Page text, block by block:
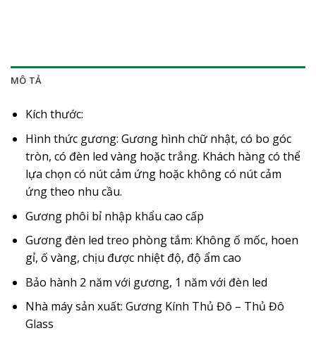
MÔ TẢ
Kích thước:
Hình thức gương: Gương hình chữ nhật, có bo góc
tròn, có đèn led vàng hoặc trắng. Khách hàng có thể
lựa chọn có nút cảm ứng hoặc không có nút cảm
ứng theo nhu cầu.
Gương phôi bỉ nhập khẩu cao cấp
Gương đèn led treo phòng tắm: Không ố mốc, hoen
gỉ, ố vàng, chịu được nhiệt độ, độ ẩm cao
Bảo hành 2 năm với gương, 1 năm với đèn led
Nhà máy sản xuất: Gương Kính Thủ Đô – Thủ Đô
Glass